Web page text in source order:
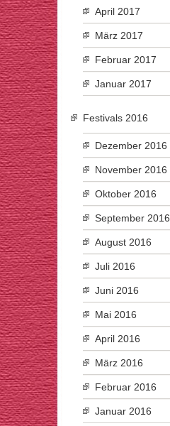
April 2017
März 2017
Februar 2017
Januar 2017
Festivals 2016
Dezember 2016
November 2016
Oktober 2016
September 2016
August 2016
Juli 2016
Juni 2016
Mai 2016
April 2016
März 2016
Februar 2016
Januar 2016